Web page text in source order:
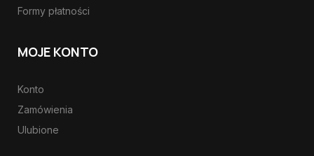
Formy płatności
MOJE KONTO
Konto
Zamówienia
Ulubione